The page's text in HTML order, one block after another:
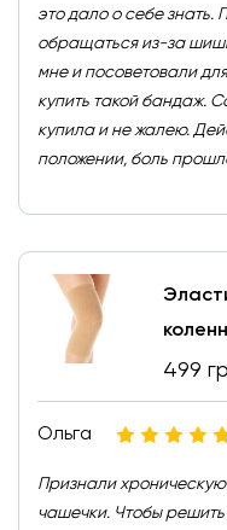
это дало о себе знать.
обращаться из-за
мне и посоветовали
купить такой бандаж.
купила и не жалею.
положении, боль
499
Ольга
Признали
чашечки. Чтобы